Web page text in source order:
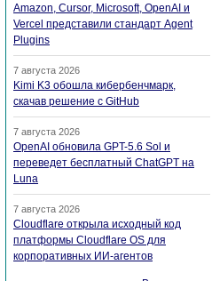
Amazon, Cursor, Microsoft, OpenAI и
Vercel представили стандарт Agent
Plugins
7 августа 2026
Kimi K3 обошла кибербенчмарк,
скачав решение с GitHub
7 августа 2026
OpenAI обновила GPT-5.6 Sol и
переведет бесплатный ChatGPT на
Luna
7 августа 2026
Cloudflare открыла исходный код
платформы Cloudflare OS для
корпоративных ИИ-агентов